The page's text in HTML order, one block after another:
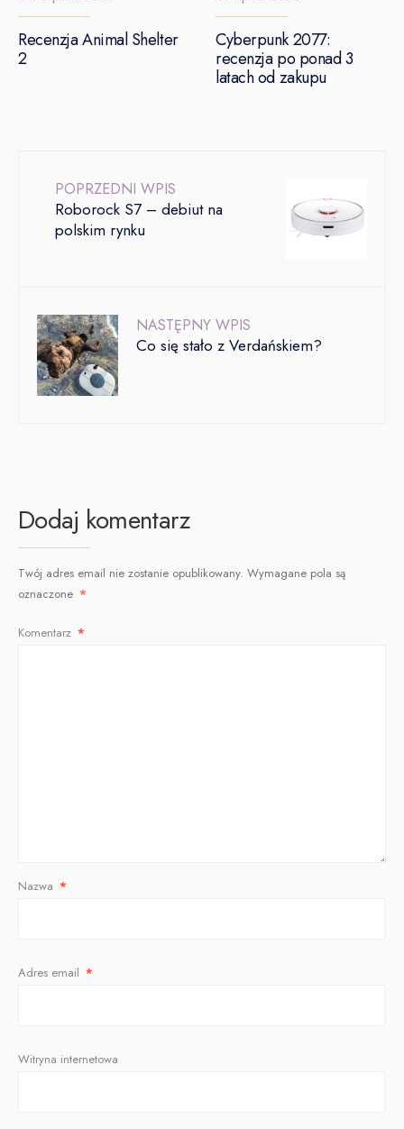
Recenzja Animal Shelter
2
Cyberpunk 2077:
recenzja po ponad 3
latach od zakupu
POPRZEDNI WPIS
Roborock S7 – debiut na
polskim rynku
NASTĘPNY WPIS
Co się stało z Verdańskiem?
Dodaj komentarz
Twój adres email nie zostanie opublikowany. Wymagane pola są
oznaczone *
Komentarz *
Nazwa *
Adres email *
Witryna internetowa